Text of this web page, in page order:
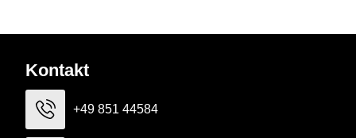
Kontakt
+49 851 44584